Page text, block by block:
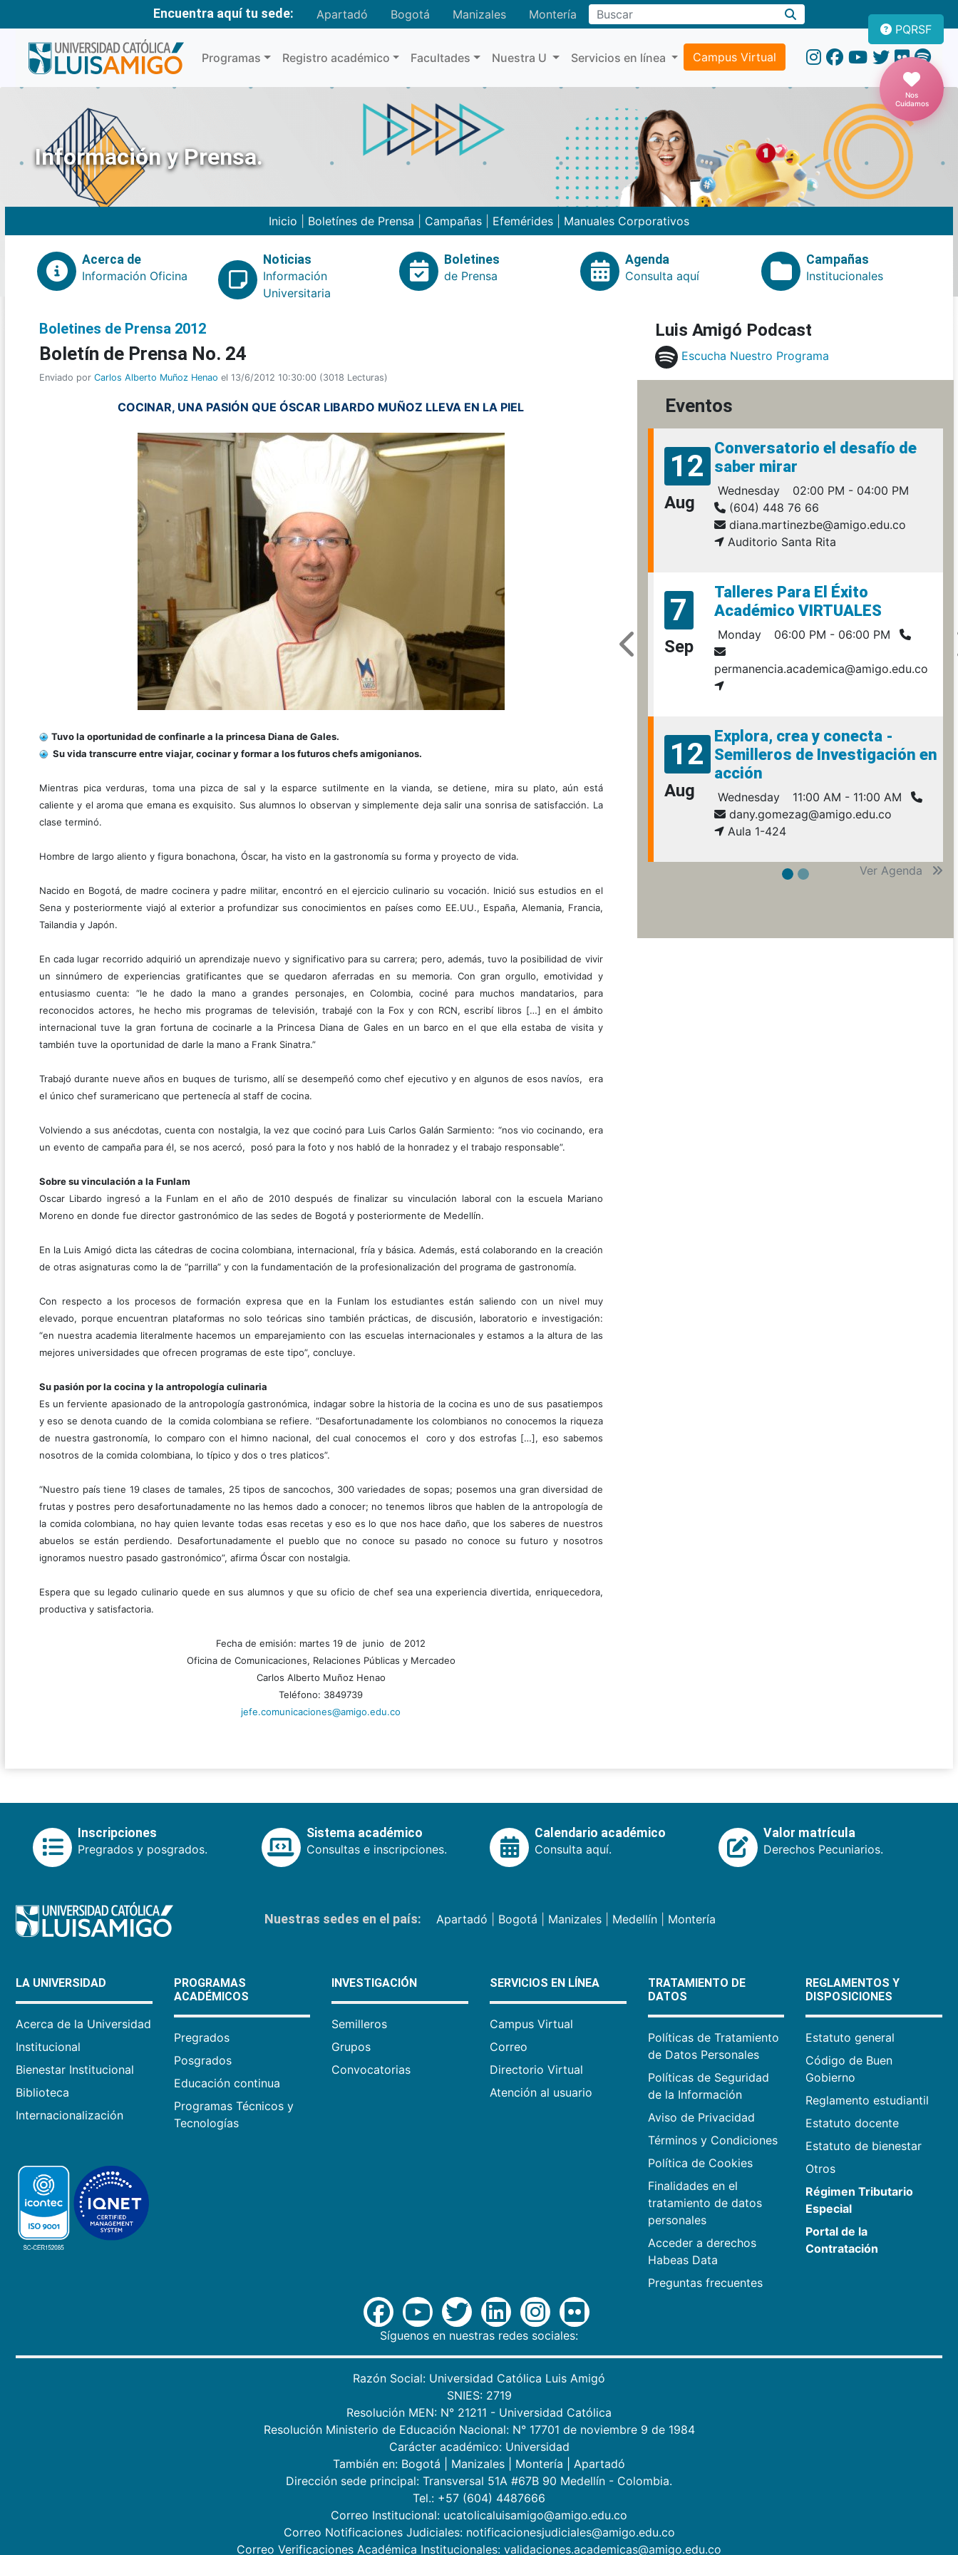
Encuentra aquí tu sede: Apartadó Bogotá Manizales MonteríaBuscar
Programas Registro académico Facultades Nuestra U Servicios en línea Campus Virtual
PQRSF
Nos
Cuidamos
Información y Prensa.
Inicio Boletínes de Prensa Campañas Efemérides Manuales Corporativos
Acerca de
Información Oficina
Noticias
Información
Universitaria
Boletines
de Prensa
Agenda
Consulta aquí
Campañas
Institucionales
Boletines de Prensa 2012
Boletí­n de Prensa No. 24
Enviado por Carlos Alberto Muñoz Henao el 13/6/2012 10:30:00 (3018 Lecturas)
COCINAR, UNA PASIÓN QUE ÓSCAR LIBARDO MUÑOZ LLEVA EN LA PIEL
Tuvo la oportunidad de confinarle a la princesa Diana de Gales.
Su vida transcurre entre viajar, cocinar y formar a los futuros chefs amigonianos.
Mientras pica verduras, toma una pizca de sal y la esparce sutilmente en la vianda, se detiene, mira su plato, aún está
caliente y el aroma que emana es exquisito. Sus alumnos lo observan y simplemente deja salir una sonrisa de satisfacción. La
clase terminó.
Hombre de largo aliento y figura bonachona, Óscar, ha visto en la gastronomía su forma y proyecto de vida.
Nacido en Bogotá, de madre cocinera y padre militar, encontró en el ejercicio culinario su vocación. Inició sus estudios en el
Sena y posteriormente viajó al exterior a profundizar sus conocimientos en países como EE.UU., España, Alemania, Francia,
Tailandia y Japón.
En cada lugar recorrido adquirió un aprendizaje nuevo y significativo para su carrera; pero, además, tuvo la posibilidad de vivir
un sinnúmero de experiencias gratificantes que se quedaron aferradas en su memoria. Con gran orgullo, emotividad y
entusiasmo cuenta: “le he dado la mano a grandes personajes, en Colombia, cociné para muchos mandatarios, para
reconocidos actores, he hecho mis programas de televisión, trabajé con la Fox y con RCN, escribí libros […] en el ámbito
internacional tuve la gran fortuna de cocinarle a la Princesa Diana de Gales en un barco en el que ella estaba de visita y
también tuve la oportunidad de darle la mano a Frank Sinatra.”
Trabajó durante nueve años en buques de turismo, allí se desempeñó como chef ejecutivo y en algunos de esos navíos, era
el único chef suramericano que pertenecía al staff de cocina.
Volviendo a sus anécdotas, cuenta con nostalgia, la vez que cocinó para Luis Carlos Galán Sarmiento: “nos vio cocinando, era
un evento de campaña para él, se nos acercó, posó para la foto y nos habló de la honradez y el trabajo responsable”.
Sobre su vinculación a la Funlam
Oscar Libardo ingresó a la Funlam en el año de 2010 después de finalizar su vinculación laboral con la escuela Mariano
Moreno en donde fue director gastronómico de las sedes de Bogotá y posteriormente de Medellín.
En la Luis Amigó dicta las cátedras de cocina colombiana, internacional, fría y básica. Además, está colaborando en la creación
de otras asignaturas como la de “parrilla” y con la fundamentación de la profesionalización del programa de gastronomía.
Con respecto a los procesos de formación expresa que en la Funlam los estudiantes están saliendo con un nivel muy
elevado, porque encuentran plataformas no solo teóricas sino también prácticas, de discusión, laboratorio e investigación:
“en nuestra academia literalmente hacemos un emparejamiento con las escuelas internacionales y estamos a la altura de las
mejores universidades que ofrecen programas de este tipo”, concluye.
Su pasión por la cocina y la antropología culinaria
Es un ferviente apasionado de la antropología gastronómica, indagar sobre la historia de la cocina es uno de sus pasatiempos
y eso se denota cuando de la comida colombiana se refiere. “Desafortunadamente los colombianos no conocemos la riqueza
de nuestra gastronomía, lo comparo con el himno nacional, del cual conocemos el coro y dos estrofas […], eso sabemos
nosotros de la comida colombiana, lo típico y dos o tres platicos”.
“Nuestro país tiene 19 clases de tamales, 25 tipos de sancochos, 300 variedades de sopas; posemos una gran diversidad de
frutas y postres pero desafortunadamente no las hemos dado a conocer; no tenemos libros que hablen de la antropología de
la comida colombiana, no hay quien levante todas esas recetas y eso es lo que nos hace daño, que los saberes de nuestros
abuelos se están perdiendo. Desafortunadamente el pueblo que no conoce su pasado no conoce su futuro y nosotros
ignoramos nuestro pasado gastronómico”, afirma Óscar con nostalgia.
Espera que su legado culinario quede en sus alumnos y que su oficio de chef sea una experiencia divertida, enriquecedora,
productiva y satisfactoria.
Fecha de emisión: martes 19 de junio de 2012
Oficina de Comunicaciones, Relaciones Públicas y Mercadeo
Carlos Alberto Muñoz Henao
Teléfono: 3849739
jefe.comunicaciones@amigo.edu.co
Luis Amigó Podcast
Escucha Nuestro Programa
Eventos
12
Aug
Conversatorio el desafío de
saber mirar
Wednesday
02:00 PM - 04:00 PM
(604) 448 76 66
diana.martinezbe@amigo.edu.co
Auditorio Santa Rita
7
Sep
Talleres Para El Éxito
Académico VIRTUALES
Monday 06:00 PM - 06:00 PM
permanencia.academica@amigo.edu.co
12
Aug
Explora, crea y conecta -
Semilleros de Investigación en
acción
Wednesday
11:00 AM - 11:00 AM
dany.gomezag@amigo.edu.co
Aula 1-424
Ver Agenda
Inscripciones
Pregrados y posgrados.
Sistema académico
Consultas e inscripciones.
Calendario académico
Consulta aquí.
Valor matrícula
Derechos Pecuniarios.
Nuestras sedes en el país: Apartadó Bogotá Manizales| Medellín| Montería
LA UNIVERSIDAD
Acerca de la Universidad
Institucional
Bienestar Institucional
Biblioteca
Internacionalización
PROGRAMAS
ACADÉMICOS
Pregrados
Posgrados
Educación continua
Programas Técnicos y
Tecnologías
INVESTIGACIÓN
Semilleros
Grupos
Convocatorias
SERVICIOS EN LÍNEA
Campus Virtual
Correo
Directorio Virtual
Atención al usuario
TRATAMIENTO DE
DATOS
Políticas de Tratamiento
de Datos Personales
Políticas de Seguridad
de la Información
Aviso de Privacidad
Términos y Condiciones
Política de Cookies
Finalidades en el
tratamiento de datos
personales
Acceder a derechos
Habeas Data
Preguntas frecuentes
REGLAMENTOS Y
DISPOSICIONES
Estatuto general
Código de Buen
Gobierno
Reglamento estudiantil
Estatuto docente
Estatuto de bienestar
Otros
Régimen Tributario
Especial
Portal de la
Contratación
Síguenos en nuestras redes sociales:
Razón Social: Universidad Católica Luis Amigó
SNIES: 2719
Resolución MEN: N° 21211 - Universidad Católica
Resolución Ministerio de Educación Nacional: N° 17701 de noviembre 9 de 1984
Carácter académico: Universidad
También en: Bogotá Manizales Montería
Apartadó
Dirección sede principal: Transversal 51A #67B 90 Medellín - Colombia.
Tel.: +57 (604) 4487666
Correo Institucional: ucatolicaluisamigo@amigo.edu.co
Correo Notificaciones Judiciales: notificacionesjudiciales@amigo.edu.co
Correo Verificaciones Académica Institucionales: validaciones.academicas@amigo.edu.co